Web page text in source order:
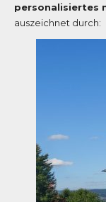
personalisiertes
auszeichnet durch: